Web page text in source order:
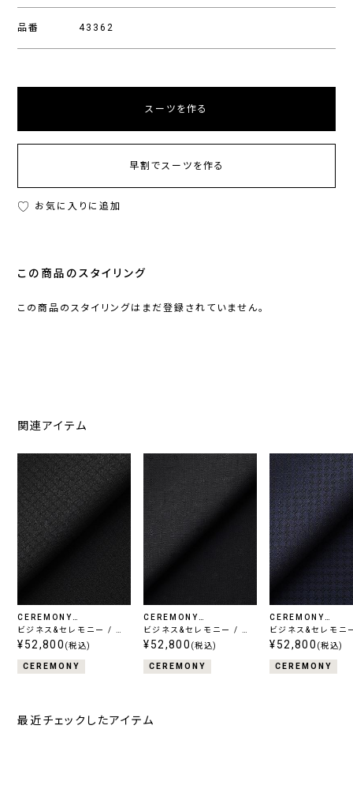
品番 43362
スーツを作る
早割でスーツを作る
お気に入りに追加
この商品のスタイリング
この商品のスタイリングはまだ登録されていません。
関連アイテム
CEREMONY
COLLECTION
ビジネス&セレモニー / ウ
ールシルク
¥52,800 (税込)
CEREMONY
CEREMONY
COLLECTION
ビジネス&セレモニー / ウ
ールシルク
¥52,800 (税込)
CEREMONY
CEREMONY
COLLECTION
ビジネス&セレモニ
ールシルク
¥52,800 (税込)
CEREMONY
最近チェックしたアイテム